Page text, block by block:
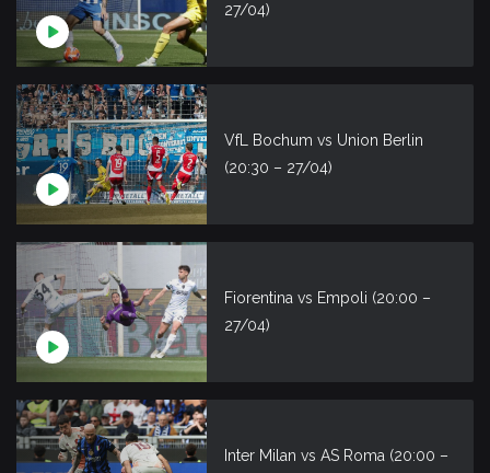
27/04)
VfL Bochum vs Union Berlin
(20:30 – 27/04)
Fiorentina vs Empoli (20:00 –
27/04)
Inter Milan vs AS Roma (20:00 –